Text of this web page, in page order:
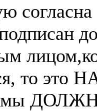
согласна
то это